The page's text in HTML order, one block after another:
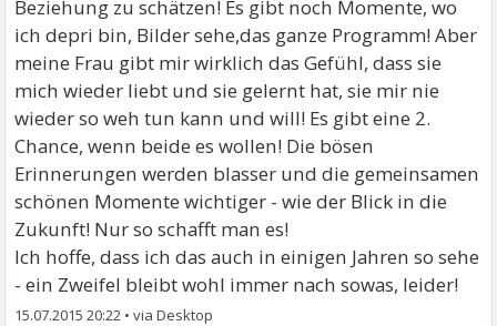
Beziehung zu schätzen! Es gibt noch Momente, wo
ich depri bin, Bilder sehe,das ganze Programm! Aber
meine Frau gibt mir wirklich das Gefühl, dass sie
mich wieder liebt und sie gelernt hat, sie mir nie
wieder so weh tun kann und will! Es gibt eine 2.
Chance, wenn beide es wollen! Die bösen
Erinnerungen werden blasser und die gemeinsamen
schönen Momente wichtiger - wie der Blick in die
Zukunft! Nur so schafft man es!
Ich hoffe, dass ich das auch in einigen Jahren so sehe
- ein Zweifel bleibt wohl immer nach sowas, leider!
15.07.2015 20:22 •